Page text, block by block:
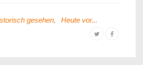
gesehen, Heute vor...